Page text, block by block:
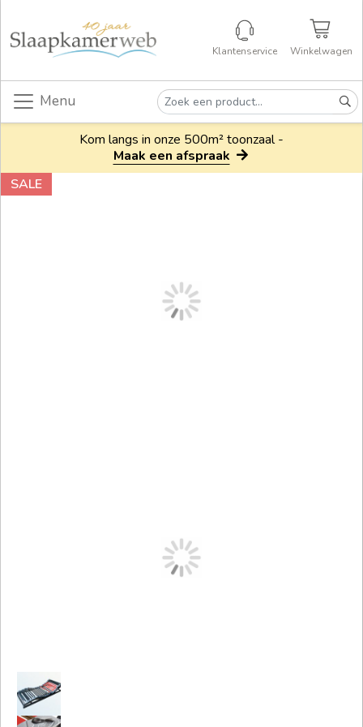
Klantenservice Winkelwagen
Menu
Kom langs in onze 500m² toonzaal -
Maak een afspraak
SALE